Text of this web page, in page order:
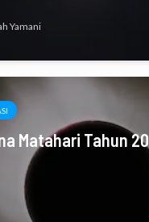
Yamani
Matahari Tahun